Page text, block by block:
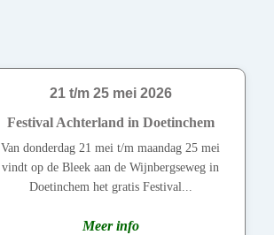
21 t/m 25 mei 2026
Festival Achterland in Doetinchem
Van donderdag 21 mei t/m maandag 25 mei
vindt op de Bleek aan de Wijnbergseweg in
Doetinchem het gratis Festival...
Meer info